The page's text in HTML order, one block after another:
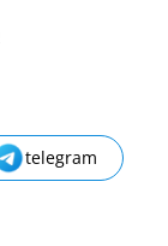
telegram